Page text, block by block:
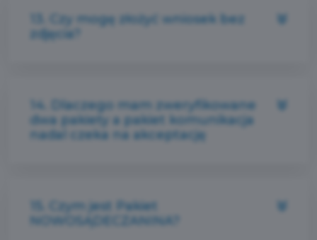
13. Czy mogę złożyć wniosek bez
zdjęcia?
14. Dlaczego mam zweryfikowane
dwa pakiety a pakiet komunikacja
nadal czeka na akceptację
15. Czym jest Pakiet
NOWOSĄDECZANINA?